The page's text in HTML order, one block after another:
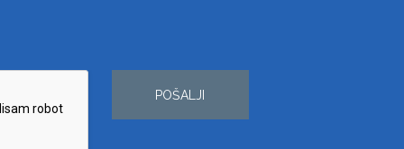
POŠALJI